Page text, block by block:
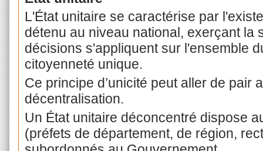
L'État unitaire se caractérise par
détenu au niveau national, exerçant la
décisions s'appliquent sur l'ensemble
citoyenneté unique.
Ce principe d’unicité peut aller de pair
décentralisation.
Un État unitaire déconcentré dispose
(préfets de département, de région,